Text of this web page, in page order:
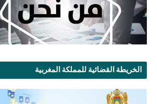
الخريطة القضائية للمملكة المغربية